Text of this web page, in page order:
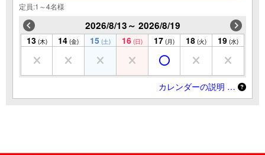
定員:1～4名様
2026/8/13～ 2026/8/19
13 (木) 14 (金) 15 (土) 16 (日) 17 (月) 18 (火) 19 (水)
カレンダーの説明 …